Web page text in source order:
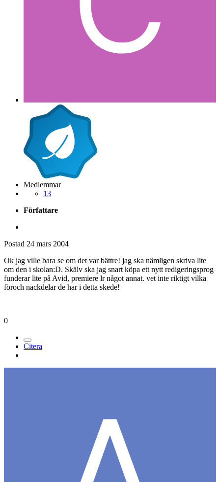
Medlemmar
13
Författare
Postad 24 mars 2004
Ok jag ville bara se om det var bättre! jag ska nämligen skriva lite
om den i skolan:D. Skälv ska jag snart köpa ett nytt redigeringsprog
funderar lite på Avid, premiere lr något annat. vet inte riktigt vilka
föroch nackdelar de har i detta skede!
0
Citera